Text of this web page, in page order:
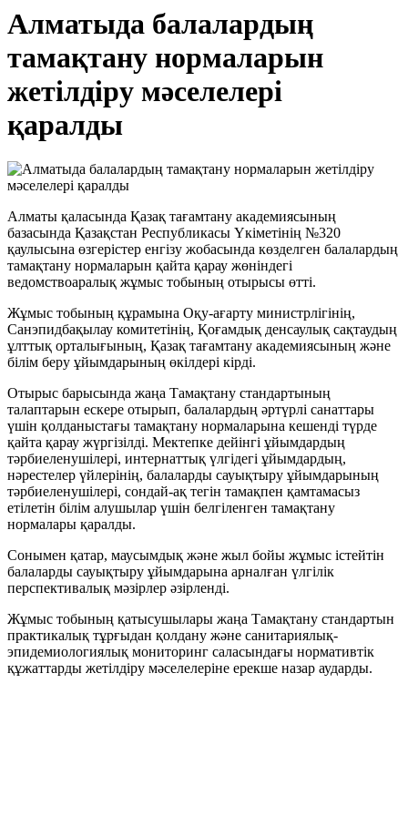
Алматыда балалардың
тамақтану нормаларын
жетілдіру мәселелері
қаралды
Алматы қаласында Қазақ тағамтану академиясының
базасында Қазақстан Республикасы Үкіметінің №320
қаулысына өзгерістер енгізу жобасында көзделген балалардың
тамақтану нормаларын қайта қарау жөніндегі
ведомствоаралық жұмыс тобының отырысы өтті.
Жұмыс тобының құрамына Оқу-ағарту министрлігінің,
Санэпидбақылау комитетінің, Қоғамдық денсаулық сақтаудың
ұлттық орталығының, Қазақ тағамтану академиясының және
білім беру ұйымдарының өкілдері кірді.
Отырыс барысында жаңа Тамақтану стандартының
талаптарын ескере отырып, балалардың әртүрлі санаттары
үшін қолданыстағы тамақтану нормаларына кешенді түрде
қайта қарау жүргізілді. Мектепке дейінгі ұйымдардың
тәрбиеленушілері, интернаттық үлгідегі ұйымдардың,
нәрестелер үйлерінің, балаларды сауықтыру ұйымдарының
тәрбиеленушілері, сондай-ақ тегін тамақпен қамтамасыз
етілетін білім алушылар үшін белгіленген тамақтану
нормалары қаралды.
Сонымен қатар, маусымдық және жыл бойы жұмыс істейтін
балаларды сауықтыру ұйымдарына арналған үлгілік
перспективалық мәзірлер әзірленді.
Жұмыс тобының қатысушылары жаңа Тамақтану стандартын
практикалық тұрғыдан қолдану және санитариялық-
эпидемиологиялық мониторинг саласындағы нормативтік
құжаттарды жетілдіру мәселелеріне ерекше назар аударды.